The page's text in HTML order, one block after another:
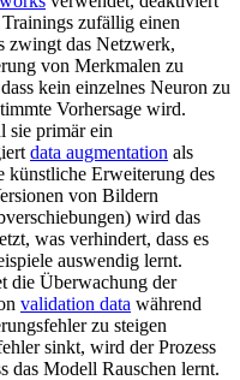
zufällig einen
zwingt das Netzwerk,
von Merkmalen zu
kein einzelnes Neuron zu
Vorhersage wird.
sie primär ein
data augmentation als
künstliche Erweiterung des
von Bildern
wird das
was verhindert, dass es
auswendig lernt.
die Überwachung der
validation data während
zu steigen
sinkt, wird der Prozess
das Modell Rauschen lernt.